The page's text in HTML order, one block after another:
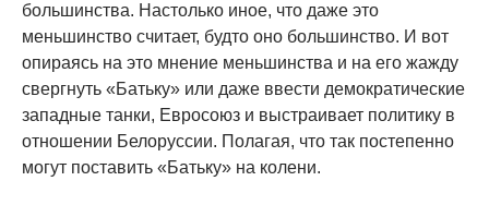
большинства. Настолько иное, что даже это
меньшинство считает, будто оно большинство. И вот
опираясь на это мнение меньшинства и на его жажду
свергнуть «Батьку» или даже ввести демократические
западные танки, Евросоюз и выстраивает политику в
отношении Белоруссии. Полагая, что так постепенно
могут поставить «Батьку» на колени.